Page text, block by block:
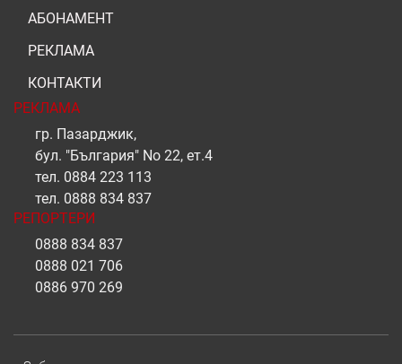
АБОНАМЕНТ
РЕКЛАМА
КОНТАКТИ
РЕКЛАМА
гр. Пазарджик,
бул. "България" No 22, ет.4
тел. 0884 223 113
тел. 0888 834 837
РЕПОРТЕРИ
0888 834 837
0888 021 706
0886 970 269